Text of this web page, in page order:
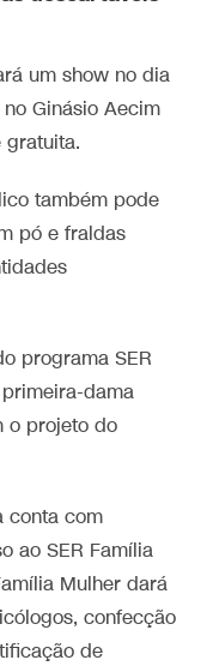
um show no dia
Ginásio Aecim
gratuita.
também pode
pó e fraldas
programa SER
dama
o projeto do
conta com
ao SER Família
Mulher dará
confecção
de